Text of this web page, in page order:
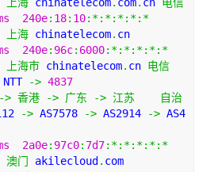
上海 chinatelecom. com. cn 电信
240e: 18: 10:*:*:*:*:*
上海 chinatelecom. cn
240e: 96c: 6000:*:*:*:*:*
上海市 chinatelecom. cn 电信
NTT
-> 4837
-> 香港 -> 广东 -> 江苏
自治
-> AS7578 -> AS2914 -> AS4
2a0e: 97c0: 7d7:*:*:*:*:*
澳门 akilecloud . com